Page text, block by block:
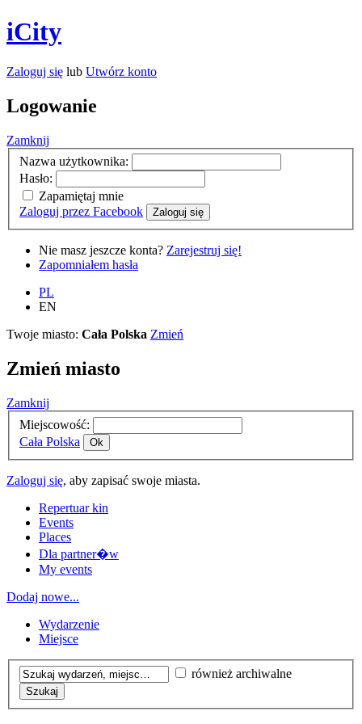
iCity
Zaloguj się lub Utwórz konto
Logowanie
Zamknij
Nazwa użytkownika:
Hasło:
Zapamiętaj mnie
Zaloguj przez Facebook
Zaloguj się
Nie masz jeszcze konta? Zarejestruj się!
Zapomniałem hasła
PL
EN
Twoje miasto: Cała Polska Zmień
Zmień miasto
Zamknij
Miejscowość:
Cała Polska
Ok
Zaloguj się, aby zapisać swoje miasta.
Repertuar kin
Events
Places
Dla partner�w
My events
Dodaj nowe...
Wydarzenie
Miejsce
również archiwalne
Szukaj